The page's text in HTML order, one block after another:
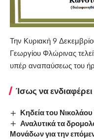
Την Κυριακή 9
Γεωργίου Φλώρινας
υπέρ αναπαύσεως του
Ίσως να
Κηδεία του
Αναλυτικά τα
Μονάδων για την